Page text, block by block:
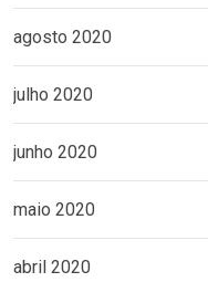
agosto 2020
julho 2020
junho 2020
maio 2020
abril 2020